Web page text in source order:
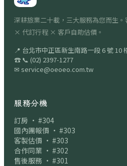
深耕旅業二十載，三大服務為您而生。
× 代訂行程 × 客戶自助估價。
📍 台北市中正區新生南路一段 6 號 10
☎ 📞 (02) 2397-1277
✉ service@oeoeo.com.tw
服務分機
訂房 · #304
國內團報價 · #303
客製估價 · #303
合作同業 · #302
售後服務 · #301